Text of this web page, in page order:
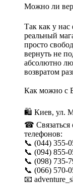
Можно ли
Так как у нас
реальный
просто
вернуть не
абсолютно
возвратом
Как можно с
🛍 Киев, ул.
☎ Связаться
телефонов:
📞 (044) 355-
📞 (094) 855-
📞
📞 (066) 570-
📧